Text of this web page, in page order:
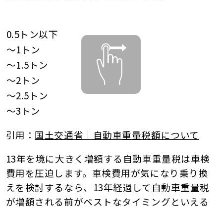
0.5トン以下
〜1トン
〜1.5トン
〜2トン
〜2.5トン
〜3トン
引用： 国土交通省｜自動車重量税額について
13年を境に大きく増額する自動車重量税は車検
費用を圧迫します。車検費用が気になり乗り換
えを検討するなら、13年経過して自動車重量税
が増額される前がベストなタイミングといえる